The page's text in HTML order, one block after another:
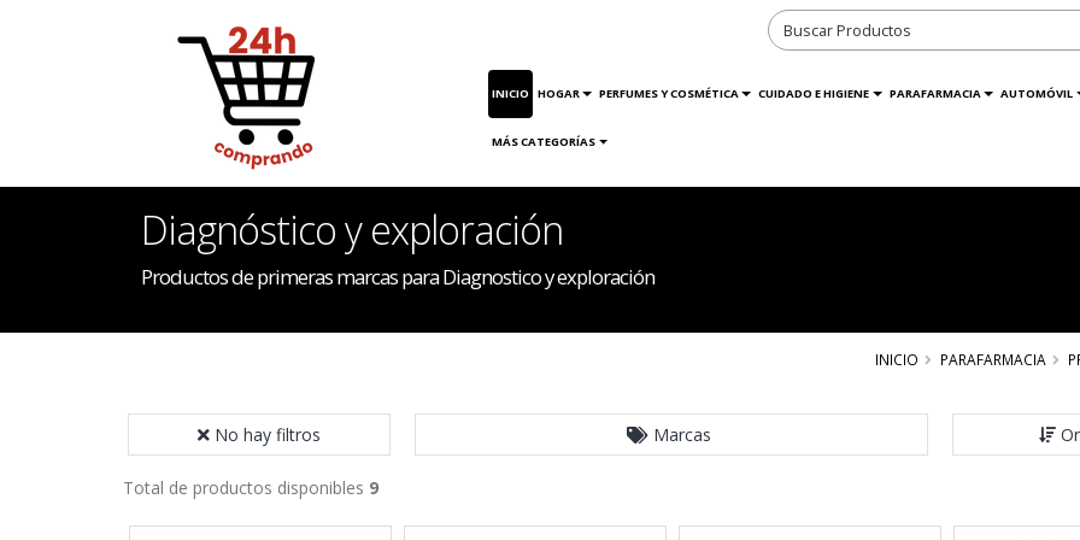
INICIO HOGAR PERFUMES Y COSMÉTICA CUIDADO E HIGIENE PARAFARMACIA AUTOMÓVIL
MÁS CATEGORÍAS
Diagnóstico y exploración
Productos de primeras marcas para Diagnostico y exploración
INICIO PARAFARMACIA
No hay filtros Marcas
Total de productos disponibles 9